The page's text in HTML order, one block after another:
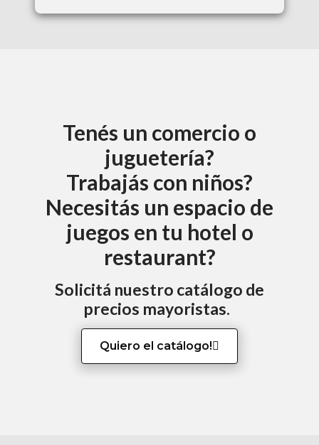
Tenés un comercio o
juguetería?
Trabajás con niños?
Necesitás un espacio de
juegos en tu hotel o
restaurant?
Solicitá nuestro catálogo de
precios mayoristas.
Quiero el catálogo!